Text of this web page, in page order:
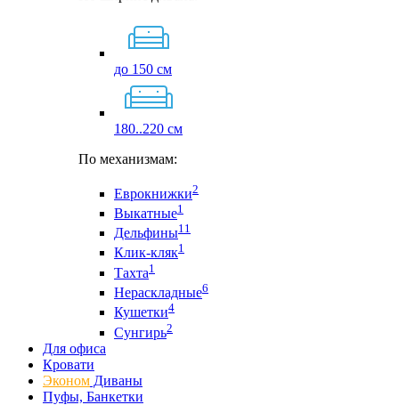
до 150 см
180..220 см
По механизмам:
Еврокнижки2
Выкатные1
Дельфины11
Клик-кляк1
Тахта1
Нераскладные6
Кушетки4
Сунгирь2
Для офиса
Кровати
Эконом Диваны
Пуфы, Банкетки